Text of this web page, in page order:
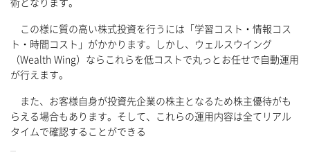
術となります。
この様に質の高い株式投資を行うには「学習コスト・情報コス
ト・時間コスト」がかかります。しかし、ウェルスウイング
（Wealth Wing）ならこれらを低コストで丸っとお任せで自動運用
が行えます。
また、お客様自身が投資先企業の株主となるため株主優待がも
らえる場合もあります。そして、これらの運用内容は全てリアル
タイムで確認することができる